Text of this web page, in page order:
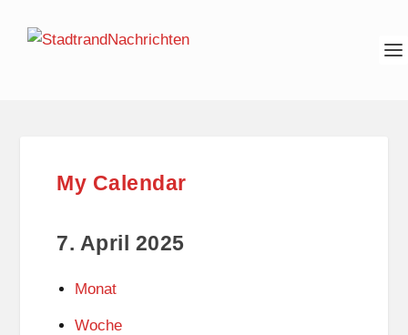
My Calendar
7. April 2025
Monat
Woche